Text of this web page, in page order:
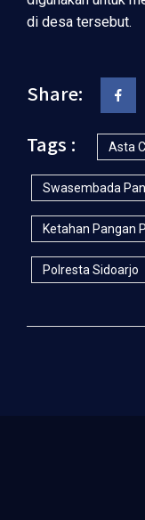
di desa tersebut.
Share:
Tags :
Asta
Swasembada
Ketahan Pangan
Polresta Sidoarjo